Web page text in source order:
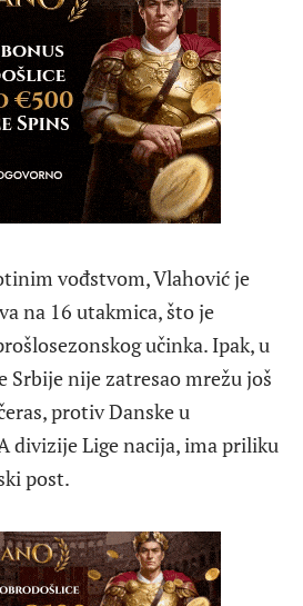
vođstvom, Vlahović je
na 16 utakmica, što je
učinka. Ipak, u
Srbije nije zatresao mrežu još
protiv Danske u
divizije Lige nacija, ima priliku
post.